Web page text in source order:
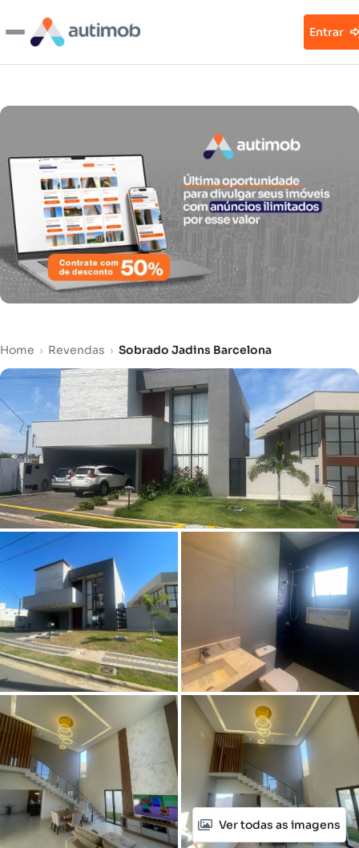
Entrar
Home › Revendas › Sobrado Jadins Barcelona
Ver todas as imagens